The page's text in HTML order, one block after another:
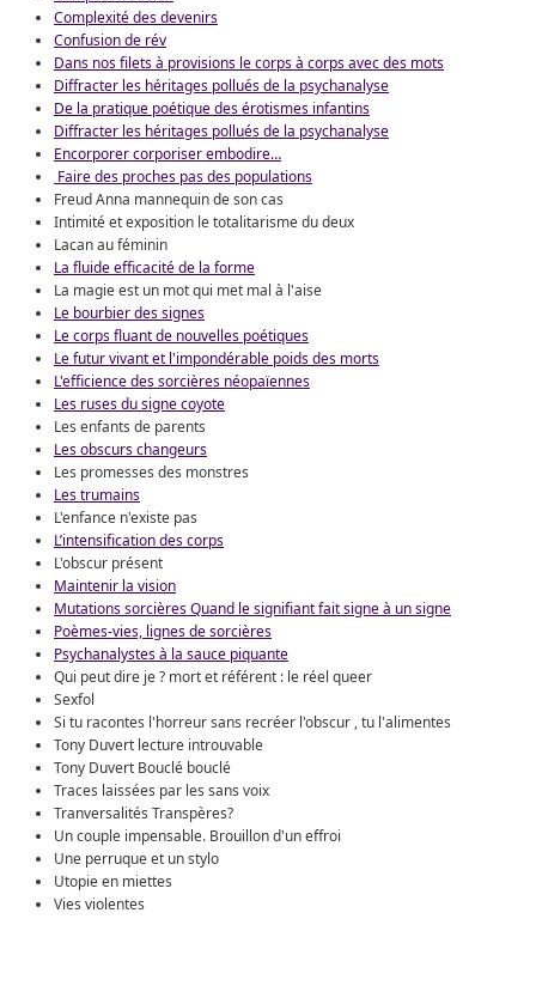
Complexité des devenirs
Confusion de rév
Dans nos filets à provisions le corps à corps avec des mots
Diffracter les héritages pollués de la psychanalyse
De la pratique poétique des érotismes infantins
Diffracter les héritages pollués de la psychanalyse
Encorporer corporiser embodire…
Faire des proches pas des populations
Freud Anna mannequin de son cas
Intimité et exposition le totalitarisme du deux
Lacan au féminin
La fluide efficacité de la forme
La magie est un mot qui met mal à l'aise
Le bourbier des signes
Le corps fluant de nouvelles poétiques
Le futur vivant et l'impondérable poids des morts
L'efficience des sorcières néopaïennes
Les ruses du signe coyote
Les enfants de parents
Les obscurs changeurs
Les promesses des monstres
Les trumains
L'enfance n'existe pas
L’intensification des corps
L'obscur présent
Maintenir la vision
Mutations sorcières Quand le signifiant fait signe à un signe
Poèmes-vies, lignes de sorcières
Psychanalystes à la sauce piquante
Qui peut dire je ? mort et référent : le réel queer
Sexfol
Si tu racontes l'horreur sans recréer l'obscur , tu l'alimentes
Tony Duvert lecture introuvable
Tony Duvert Bouclé bouclé
Traces laissées par les sans voix
Tranversalités Transpères?
Un couple impensable. Brouillon d'un effroi
Une perruque et un stylo
Utopie en miettes
Vies violentes